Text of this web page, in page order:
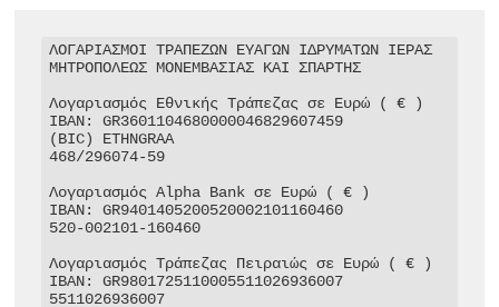
ΛΟΓΑΡΙΑΣΜΟΙ ΤΡΑΠΕΖΩΝ ΕΥΑΓΩΝ ΙΔΡΥΜΑΤΩΝ ΙΕΡΑΣ
ΜΗΤΡΟΠΟΛΕΩΣ ΜΟΝΕΜΒΑΣΙΑΣ ΚΑΙ ΣΠΑΡΤΗΣ
Λογαριασμός Εθνικής Τράπεζας σε Ευρώ ( € )
IBAN: GR3601104680000046829607459
(BIC) ETHNGRAA
468/296074-59
Λογαριασμός Alpha Bank σε Ευρώ ( € )
IBAN: GR9401405200520002101160460
520-002101-160460
Λογαριασμός Τράπεζας Πειραιώς σε Ευρώ ( € )
IBAN: GR9801725110005511026936007
5511026936007